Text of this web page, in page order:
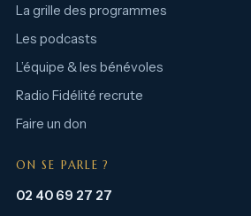
La grille des programmes
Les podcasts
L’équipe & les bénévoles
Radio Fidélité recrute
Faire un don
ON SE PARLE ?
02 40 69 27 27